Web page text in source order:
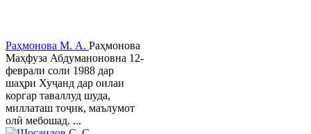
Раҳмонова М. А. Раҳмонова
Маҳфуза Абдуманоновна 12-
феврали соли 1988 дар
шаҳри Хуҷанд дар оилаи
коргар таваллуд шуда,
миллаташ тоҷик, маълумот
олӣ мебошад. ...